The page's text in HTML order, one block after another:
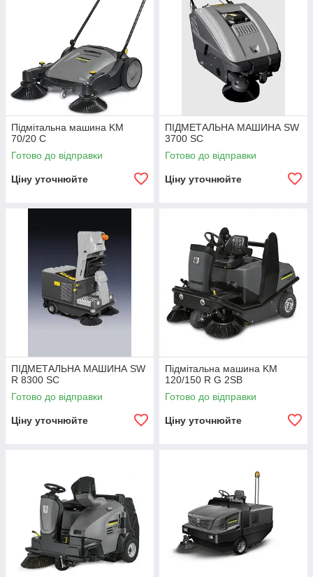
Підмітальна машина KM
70/20 C
Готово до відправки
Ціну уточнюйте
ПІДМЕТАЛЬНА МАШИНА SW
3700 SC
Готово до відправки
Ціну уточнюйте
ПІДМЕТАЛЬНА МАШИНА SW
R 8300 SC
Готово до відправки
Ціну уточнюйте
Підмітальна машина KM
120/150 R G 2SB
Готово до відправки
Ціну уточнюйте